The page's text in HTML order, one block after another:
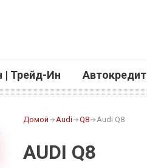
| Трейд-Ин Автокредит
Домой Audi Q8 Audi Q8
AUDI Q8